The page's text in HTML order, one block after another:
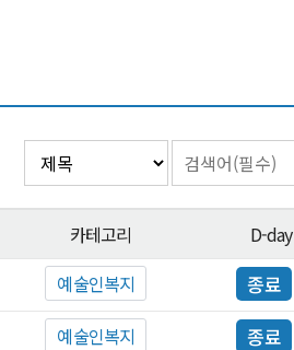
카테고리 D-day
예술인복지 종료
예술인복지 종료